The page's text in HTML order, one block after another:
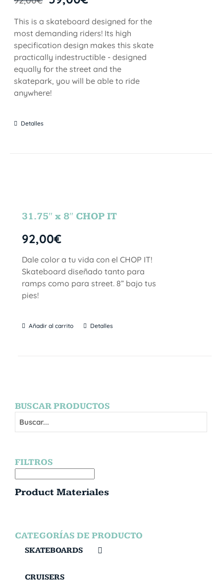
This is a skateboard designed for the
most demanding riders! Its high
specification design makes this skate
practically indestructible - designed
equally for the street and the
skatepark, you will be able to ride
anywhere!
Detalles
31.75″ x 8″ CHOP IT
92,00€
Dale color a tu vida con el CHOP IT!
Skateboard diseñado tanto para
ramps como para street. 8” bajo tus
pies!
Añadir al carrito Detalles
BUSCAR PRODUCTOS
FILTROS
Product Materiales
CATEGORÍAS DE PRODUCTO
SKATEBOARDS
CRUISERS